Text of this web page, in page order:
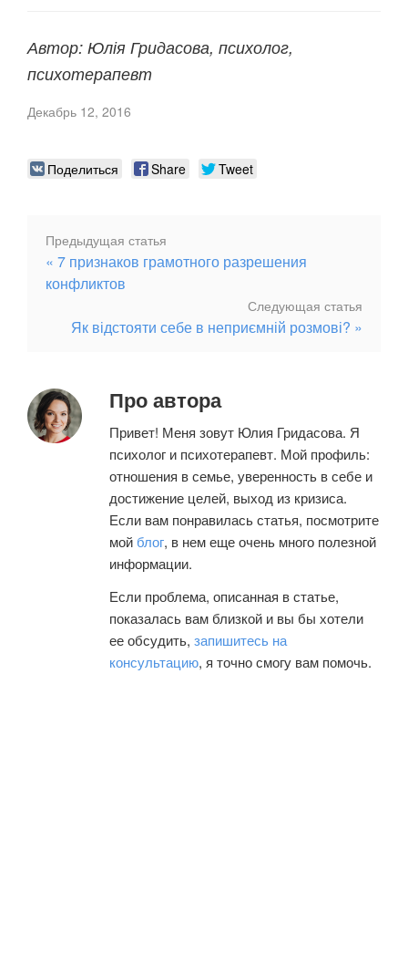
Автор: Юлія Гридасова, психолог,
психотерапевт
Декабрь 12, 2016
Поделиться Share Tweet
Навигация
по
записям
Предыдущая статья
статья
7 признаков грамотного разрешения
конфликтов
Следующая статья
Як відстояти себе в неприємній розмові?
Про автора
Привет! Меня зовут Юлия Гридасова. Я
психолог и психотерапевт. Мой профиль:
отношения в семье, уверенность в себе и
достижение целей, выход из кризиса.
Если вам понравилась статья, посмотрите
мой блог, в нем еще очень много полезной
информации.
Если проблема, описанная в статье,
показалась вам близкой и вы бы хотели
ее обсудить, запишитесь на
консультацию, я точно смогу вам помочь.